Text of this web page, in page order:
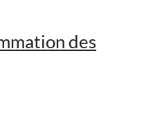
des